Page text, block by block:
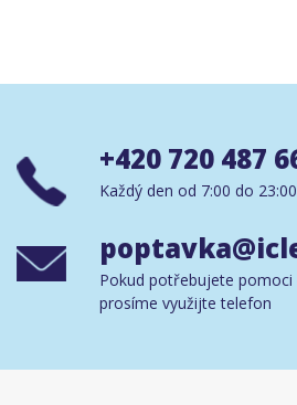
+420 720 487
Každý den od 7:00 do
Pokud potřebujete
prosíme využijte telefon